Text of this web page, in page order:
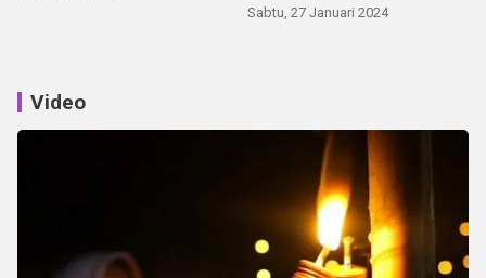
Sabtu, 27 Januari 2024
Video